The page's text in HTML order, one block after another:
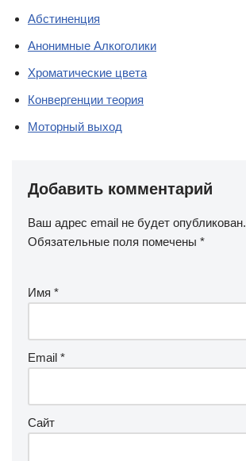
Абстиненция
Анонимные Алкоголики
Хроматические цвета
Конвергенции теория
Моторный выход
Добавить комментарий
Ваш адрес email не будет опубликован.
Обязательные поля помечены *
Имя *
Email *
Сайт